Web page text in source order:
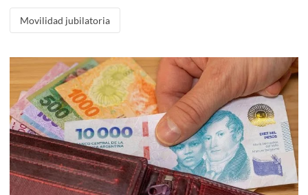
Movilidad jubilatoria